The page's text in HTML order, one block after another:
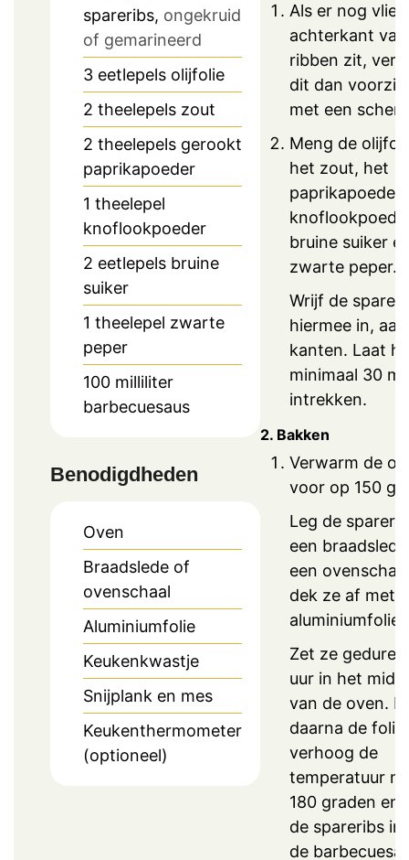
spareribs, ongekruid
of gemarineerd
3 eetlepels olijfolie
2 theelepels zout
2 theelepels gerookt
paprikapoeder
1 theelepel
knoflookpoeder
2 eetlepels bruine
suiker
1 theelepel zwarte
peper
100 milliliter
barbecuesaus
Benodigdheden
Oven
Braadslede of
ovenschaal
Aluminiumfolie
Keukenkwastje
Snijplank en mes
Keukenthermometer
(optioneel)
Als er nog
achterkant
ribben zit,
dit dan
met een
Meng de
het zout, het
paprikapoeder,
bruine suiker
zwarte peper.
Wrijf de
hiermee in,
kanten. Laat
minimaal 30
intrekken.
2. Bakken
Verwarm de
voor op 150
Leg de
een
een
dek ze af met
aluminiumfolie.
Zet ze
uur in het
van de oven.
daarna de folie
verhoog de
temperatuur
180 graden en
de spareribs in
de